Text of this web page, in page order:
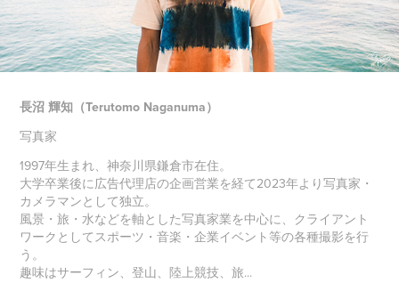
長沼 輝知（Terutomo Naganuma）
写真家
1997年生まれ、神奈川県鎌倉市在住。
大学卒業後に広告代理店の企画営業を経て2023年より写真家・
カメラマンとして独立。
風景・旅・水などを軸とした写真家業を中心に、クライアント
ワークとしてスポーツ・音楽・企業イベント等の各種撮影を行
う。
趣味はサーフィン、登山、陸上競技、旅...